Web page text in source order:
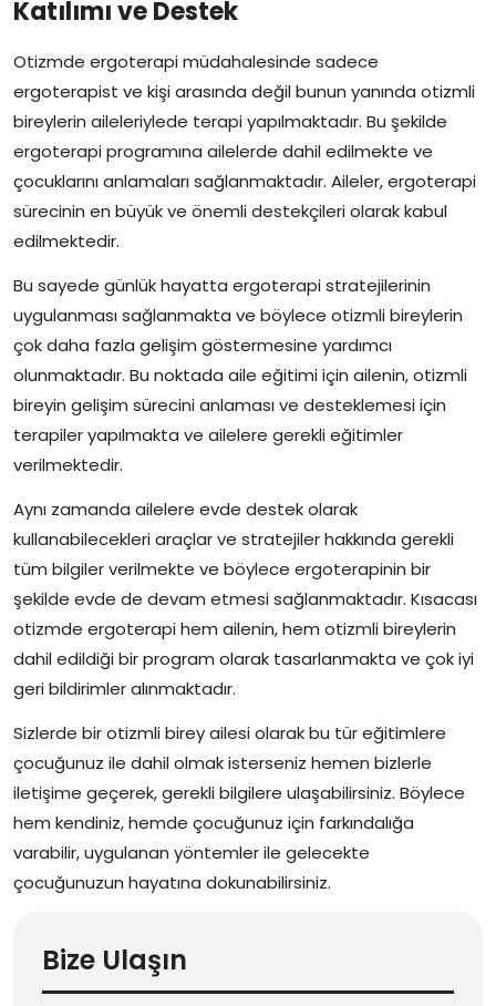
Katılımı ve Destek
Otizmde ergoterapi müdahalesinde sadece
ergoterapist ve kişi arasında değil bunun yanında otizmli
bireylerin aileleriylede terapi yapılmaktadır. Bu şekilde
ergoterapi programına ailelerde dahil edilmekte ve
çocuklarını anlamaları sağlanmaktadır. Aileler, ergoterapi
sürecinin en büyük ve önemli destekçileri olarak kabul
edilmektedir.
Bu sayede günlük hayatta ergoterapi stratejilerinin
uygulanması sağlanmakta ve böylece otizmli bireylerin
çok daha fazla gelişim göstermesine yardımcı
olunmaktadır. Bu noktada aile eğitimi için ailenin, otizmli
bireyin gelişim sürecini anlaması ve desteklemesi için
terapiler yapılmakta ve ailelere gerekli eğitimler
verilmektedir.
Aynı zamanda ailelere evde destek olarak
kullanabilecekleri araçlar ve stratejiler hakkında gerekli
tüm bilgiler verilmekte ve böylece ergoterapinin bir
şekilde evde de devam etmesi sağlanmaktadır. Kısacası
otizmde ergoterapi hem ailenin, hem otizmli bireylerin
dahil edildiği bir program olarak tasarlanmakta ve çok iyi
geri bildirimler alınmaktadır.
Sizlerde bir otizmli birey ailesi olarak bu tür eğitimlere
çocuğunuz ile dahil olmak isterseniz hemen bizlerle
iletişime geçerek, gerekli bilgilere ulaşabilirsiniz. Böylece
hem kendiniz, hemde çocuğunuz için farkındalığa
varabilir, uygulanan yöntemler ile gelecekte
çocuğunuzun hayatına dokunabilirsiniz.
Bize Ulaşın